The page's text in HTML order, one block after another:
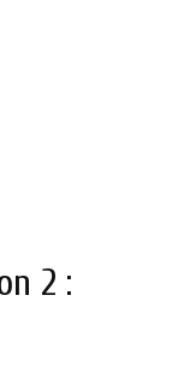
2 :